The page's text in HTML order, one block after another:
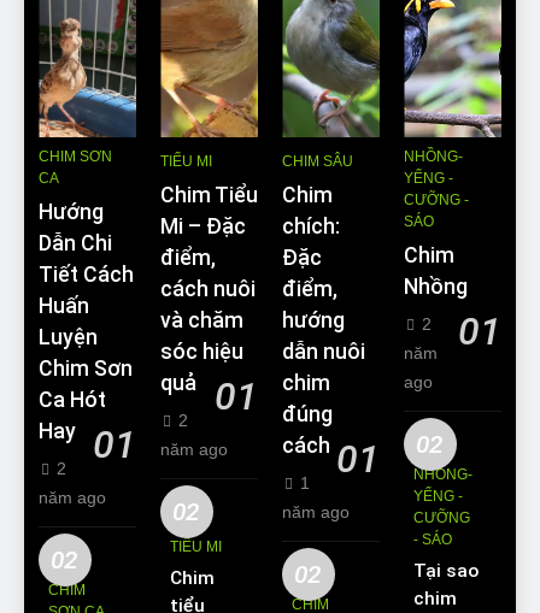
CHIM SƠN
CA
Hướng
Dẫn Chi
Tiết Cách
Huấn
Luyện
Chim Sơn
Ca Hót
Hay
01
2
năm ago
02
CHIM
TIỂU MI
Chim Tiểu
Mi – Đặc
điểm,
cách nuôi
và chăm
sóc hiệu
quả
01
2
năm ago
02
TIỂU MI
Chim
tiểu mi
CHIM SÂU
Chim
chích:
Đặc
điểm,
hướng
dẫn nuôi
chim
đúng
cách 01
1
năm ago
02
CHIM
NHỒNG-
YỂNG -
CƯỠNG -
SÁO
Chim
Nhồng
01
2
năm
ago
02
NHỒNG-
YỂNG -
CƯỠNG
- SÁO
Tại sao
chim